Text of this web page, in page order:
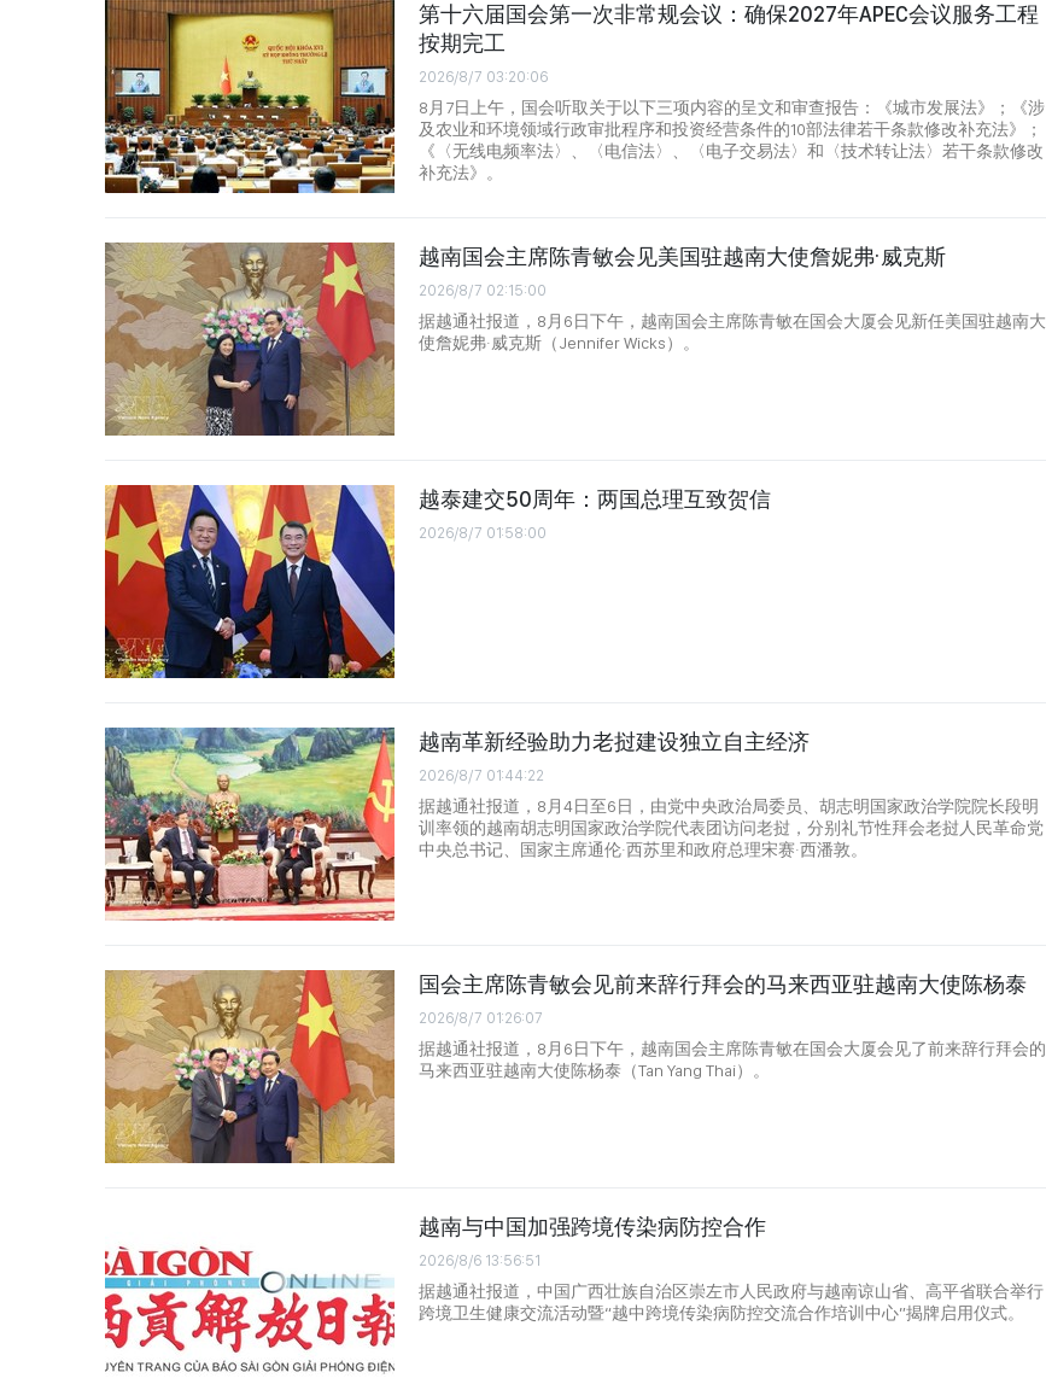
第十六届国会第一次非常规会议：确保2027年APEC会议服务工程
按期完工
2026/8/7 03:20:06
8月7日上午，国会听取关于以下三项内容的呈文和审查报告：《城市发展法》；《涉
及农业和环境领域行政审批程序和投资经营条件的10部法律若干条款修改补充法》；
《〈无线电频率法〉、〈电信法〉、〈电子交易法〉和〈技术转让法〉若干条款修改
补充法》。
越南国会主席陈青敏会见美国驻越南大使詹妮弗·威克斯
2026/8/7 02:15:00
据越通社报道，8月6日下午，越南国会主席陈青敏在国会大厦会见新任美国驻越南大
使詹妮弗·威克斯（Jennifer Wicks）。
越泰建交50周年：两国总理互致贺信
2026/8/7 01:58:00
越南革新经验助力老挝建设独立自主经济
2026/8/7 01:44:22
据越通社报道，8月4日至6日，由党中央政治局委员、胡志明国家政治学院院长段明
训率领的越南胡志明国家政治学院代表团访问老挝，分别礼节性拜会老挝人民革命党
中央总书记、国家主席通伦·西苏里和政府总理宋赛·西潘敦。
国会主席陈青敏会见前来辞行拜会的马来西亚驻越南大使陈杨泰
2026/8/7 01:26:07
据越通社报道，8月6日下午，越南国会主席陈青敏在国会大厦会见了前来辞行拜会的
马来西亚驻越南大使陈杨泰（Tan Yang Thai）。
越南与中国加强跨境传染病防控合作
2026/8/6 13:56:51
据越通社报道，中国广西壮族自治区崇左市人民政府与越南谅山省、高平省联合举行
跨境卫生健康交流活动暨“越中跨境传染病防控交流合作培训中心”揭牌启用仪式。